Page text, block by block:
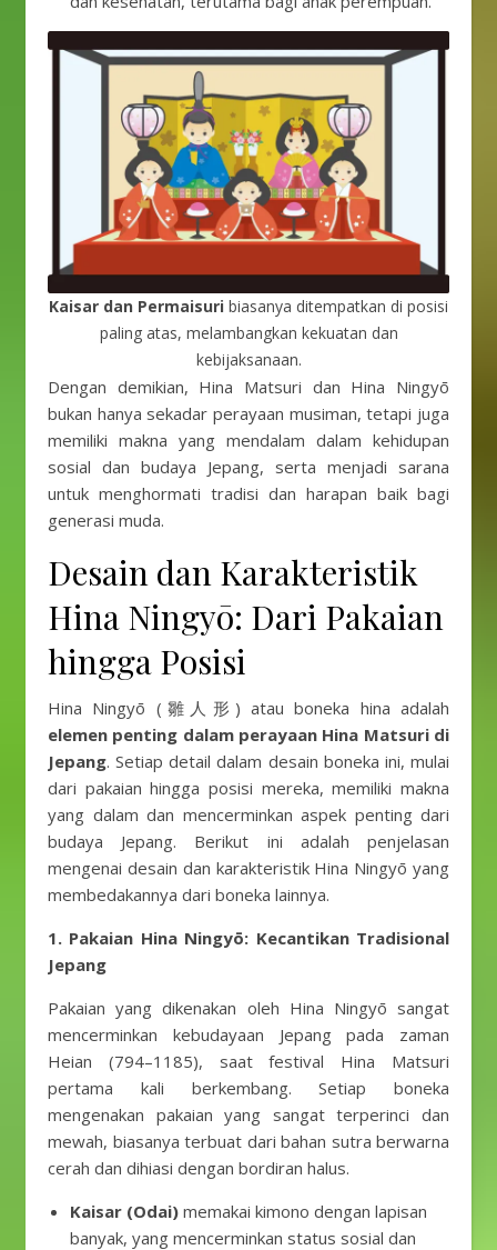
Kaisar dan Permaisuri biasanya ditempatkan di posisi
paling atas, melambangkan kekuatan dan
kebijaksanaan.
Dengan demikian, Hina Matsuri dan Hina Ningyō
bukan hanya sekadar perayaan musiman, tetapi juga
memiliki makna yang mendalam dalam kehidupan
sosial dan budaya Jepang, serta menjadi sarana
untuk menghormati tradisi dan harapan baik bagi
generasi muda.
Desain dan Karakteristik
Hina Ningyō: Dari Pakaian
hingga Posisi
Hina Ningyō (雛人形) atau boneka hina adalah
elemen penting dalam perayaan Hina Matsuri di
Jepang. Setiap detail dalam desain boneka ini, mulai
dari pakaian hingga posisi mereka, memiliki makna
yang dalam dan mencerminkan aspek penting dari
budaya Jepang. Berikut ini adalah penjelasan
mengenai desain dan karakteristik Hina Ningyō yang
membedakannya dari boneka lainnya.
1. Pakaian Hina Ningyō: Kecantikan Tradisional
Jepang
Pakaian yang dikenakan oleh Hina Ningyō sangat
mencerminkan kebudayaan Jepang pada zaman
Heian (794–1185), saat festival Hina Matsuri
pertama kali berkembang. Setiap boneka
mengenakan pakaian yang sangat terperinci dan
mewah, biasanya terbuat dari bahan sutra berwarna
cerah dan dihiasi dengan bordiran halus.
Kaisar (Odai) memakai kimono dengan lapisan
banyak, yang mencerminkan status sosial dan